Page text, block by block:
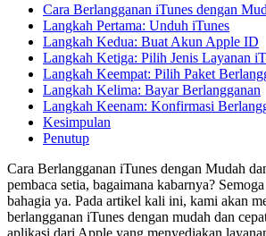
Cara Berlangganan iTunes dengan
Langkah Pertama: Unduh iTunes
Langkah Kedua: Buat Akun Apple ID
Langkah Ketiga: Pilih Jenis Layanan
Langkah Keempat: Pilih Paket
Langkah Kelima: Bayar Berlangganan
Langkah Keenam: Konfirmasi
Kesimpulan
Penutup
Cara Berlangganan iTunes dengan Mudah
pembaca setia, bagaimana kabarnya?
bahagia ya. Pada artikel kali ini, kami akan
berlangganan iTunes dengan mudah dan
aplikasi dari Apple yang menyediakan